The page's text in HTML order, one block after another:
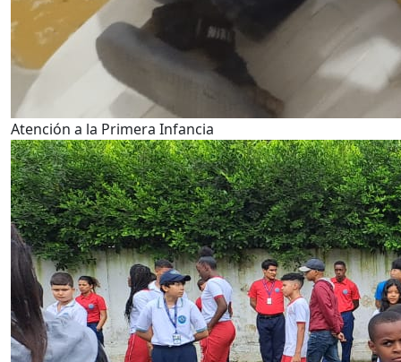
Atención a la Primera Infancia